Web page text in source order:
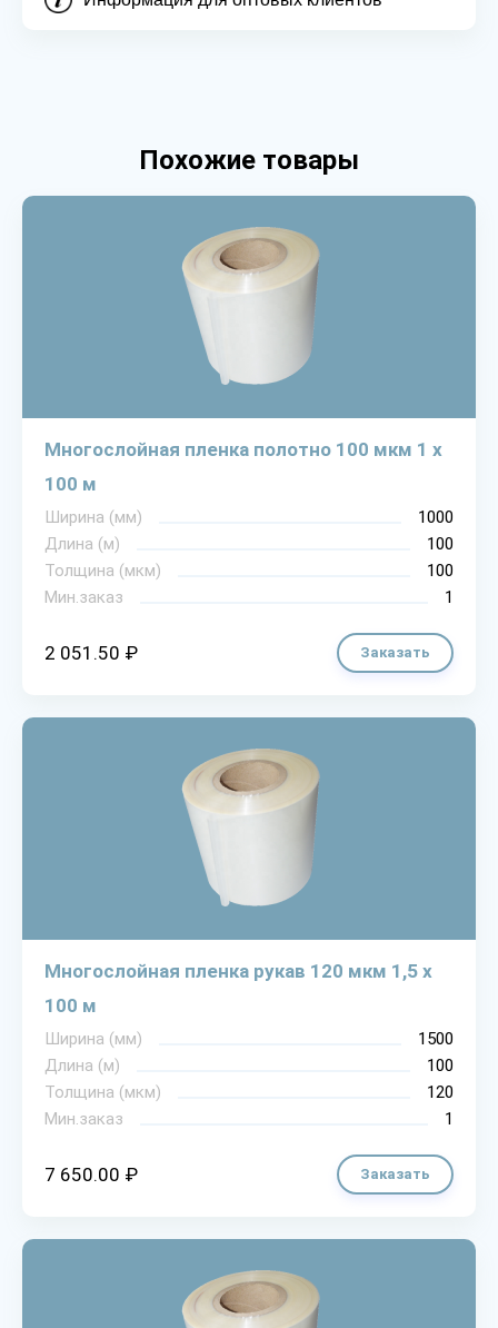
Похожие товары
Многослойная пленка полотно 100 мкм 1 х
100 м
Ширина (мм)
1000
Длина (м)
100
Толщина (мкм)
100
Мин.заказ
1
2 051.50 ₽ Заказать
Многослойная пленка рукав 120 мкм 1,5 х
100 м
Ширина (мм)
1500
Длина (м)
100
Толщина (мкм)
120
Мин.заказ
1
7 650.00 ₽ Заказать